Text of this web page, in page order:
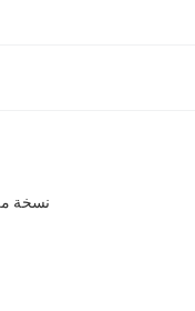
نسخة من كارتييه